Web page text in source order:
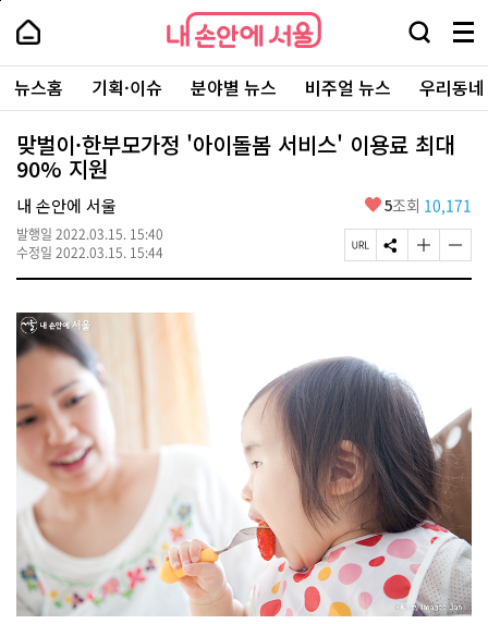
본
로
가
내
손
안
에
서
울
-
서
울
시
대
표
소
통
포
내
손
에
울
검
창
열
기
메
뉴
전
체
보
주
요
서
뉴스홈 기획·이슈 분야별 뉴스 비주얼 뉴스 우리동
맞벌이·한부모가정 '아이돌봄 서비스' 이용료 최대
90% 지원
내 손안에 서울
발행일 2022.03.15. 15:40
수정일 2022.03.15. 15:44
좋
요
5조회 10,171
페
이
복
사
S
N
글
자
기
글
자
기
페
상
단
로